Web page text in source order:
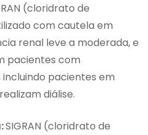
(cloridrato de
com cautela em
renal leve a moderada, e
pacientes com
pacientes em
diálise.
SIGRAN (cloridrato de